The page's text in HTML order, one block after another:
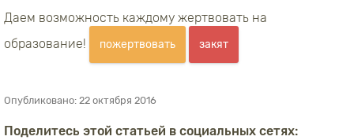
Даем возможность каждому жертвовать на
образование!
пожертвовать закят
Опубликовано: 22 октября 2016
Поделитесь этой статьей в социальных сетях: